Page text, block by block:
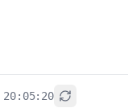
20:05:20